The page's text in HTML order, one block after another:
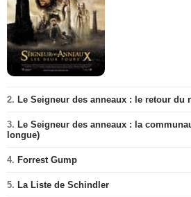
2. Le Seigneur des anneaux : le retour du
3. Le Seigneur des anneaux : la
longue)
4. Forrest Gump
5. La Liste de Schindler